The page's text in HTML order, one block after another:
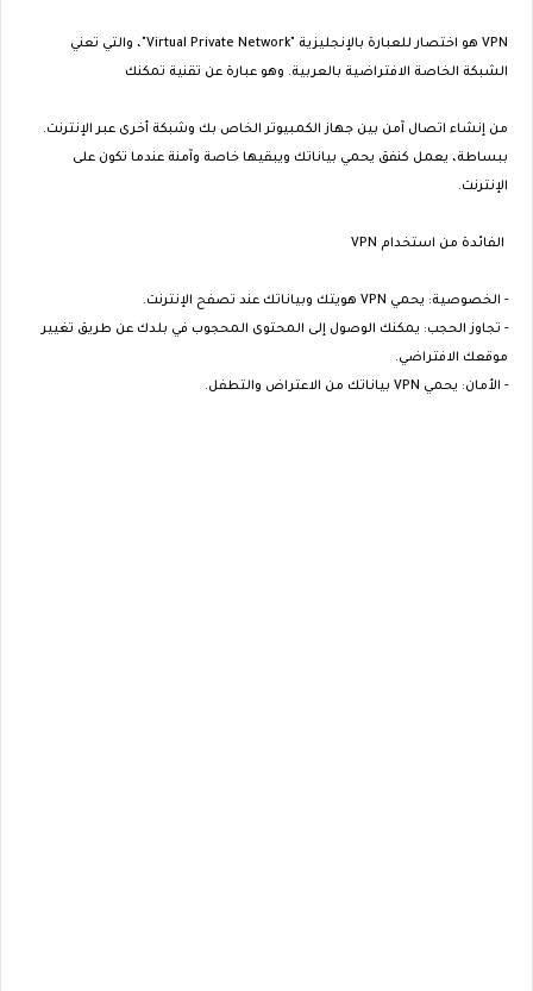
VPN هو اختصار للعبارة بالإنجليزية "Virtual Private Network"، والتي تعني
الشبكة الخاصة الافتراضية بالعربية. وهو عبارة عن تقنية تمكنك
من إنشاء اتصال آمن بين جهاز الكمبيوتر الخاص بك وشبكة أخرى عبر الإنترنت.
ببساطة، يعمل كنفق يحمي بياناتك ويبقيها خاصة وآمنة عندما تكون على
الإنترنت.
الفائدة من استخدام VPN
- الخصوصية: يحمي VPN هويتك وبياناتك عند تصفح الإنترنت.
- تجاوز الحجب: يمكنك الوصول إلى المحتوى المحجوب في بلدك عن طريق تغيير
موقعك الافتراضي.
- الأمان: يحمي VPN بياناتك من الاعتراض والتطفل.